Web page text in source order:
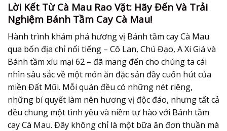
Lời Kết Từ Cà Mau Rao Vặt: Hãy Đến Và Trải
Nghiệm Bánh Tầm Cay Cà Mau!
Hành trình khám phá hương vị Bánh tầm cay Cà Mau
qua bốn địa chỉ nổi tiếng – Cô Lan, Chú Đạo, A Xi Giá và
Bánh tầm xíu mại 62 – đã mang đến cho chúng ta cái
nhìn sâu sắc về một món ăn đặc sản đầy cuốn hút của
miền Đất Mũi. Mỗi quán đều có những nét riêng,
những bí quyết làm nên hương vị độc đáo, nhưng tất cả
đều chung một tình yêu và niềm tự hào với Bánh tầm
cay Cà Mau. Đây không chỉ là một bữa ăn đơn thuần mà